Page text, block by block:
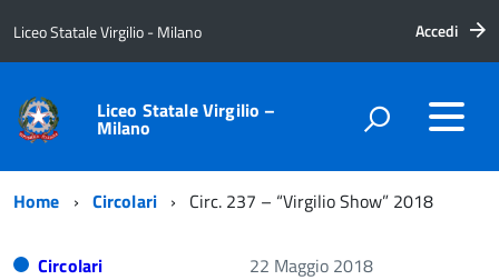
Liceo Statale Virgilio - Milano Accedi
Liceo Statale Virgilio –
Milano
Home Circolari Circ. 237 – “Virgilio Show” 2018
Circolari 22 Maggio 2018